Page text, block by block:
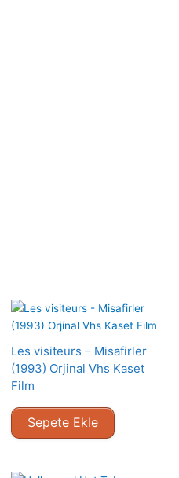
Les visiteurs – Misafirler
(1993) Orjinal Vhs Kaset
Film
Sepete Ekle